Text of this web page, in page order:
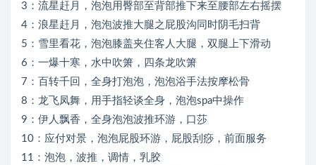
3：流星赶月，泡泡用臀部至背部推下来至腰部左右摇摆
4：浪星赶月，泡泡波推大腿之屁股沟同时阴毛扫背
5：雪里看花，泡泡膝盖夹住客人大腿，双腿上下滑动
6：一爆十寒，水中吹箫，四条龙吹箫
7：百转千回，全身打泡泡，泡泡浴手法按摩松骨
8：龙飞凤舞，用手指轻谈全身，泡泡spa中操作
9：伊人飘香，全身泡泡波推环游，口莎
10：应付对景，泡泡屁股环游，屁股刮痧，前面服务
11：泡泡，波推，调情，乳胶